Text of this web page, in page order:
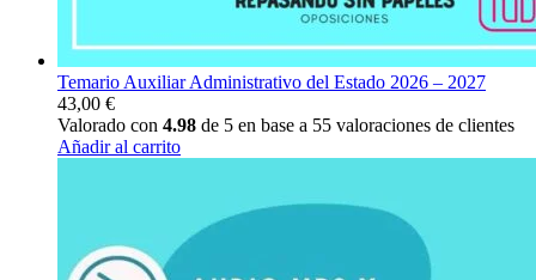
Temario Auxiliar Administrativo del Estado 2026 – 2027
43,00 €
Valorado con 4.98 de 5 en base a 55 valoraciones de clientes
Añadir al carrito